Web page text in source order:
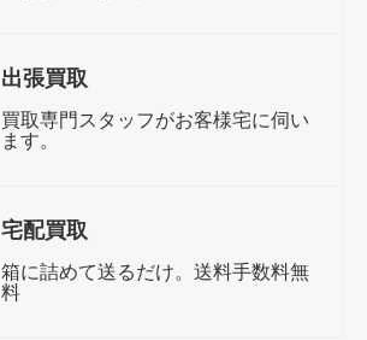
出張買取
買取専門スタッフがお客様宅に伺い
ます。
宅配買取
箱に詰めて送るだけ。送料手数料無
料